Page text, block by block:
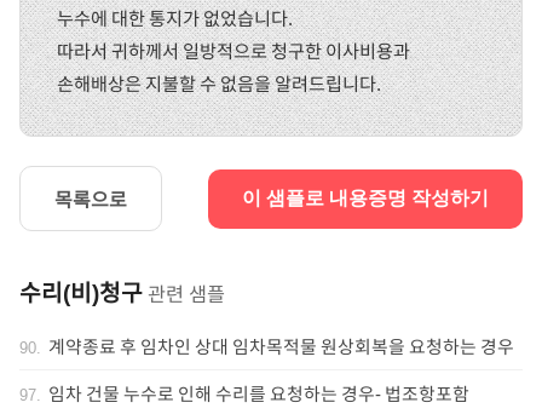
누수에 대한 통지가 없었습니다.
따라서 귀하께서 일방적으로 청구한 이사비용과
손해배상은 지불할 수 없음을 알려드립니다.
목록으로 이 샘플로 내용증명 작성하기
수리(비)청구 관련 샘플
90. 계약종료 후 임차인 상대 임차목적물 원상회복을 요청하는 경우
97. 임차 건물 누수로 인해 수리를 요청하는 경우- 법조항포함